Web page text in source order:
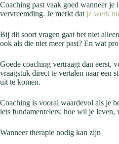
Coaching past vaak goed wanneer je
vervreemding. Je merkt dat je werk
Bij dit soort vragen gaat het niet
ook als die niet meer past? En wat
Goede coaching vertraagt dan eerst,
vraagstuk direct te vertalen naar een
uit te komen.
Coaching is vooral waardevol als je
iets fundamentelers: hoe wil je leven,
Wanneer therapie nodig kan zijn